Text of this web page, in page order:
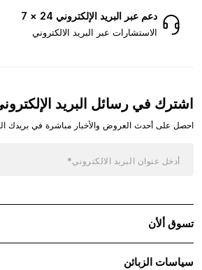
دعم عبر البريد الإلكتروني 24 × 7
الاستشارات عبر البريد الالكتروني
اشترك في رسائل البريد
احصل على أحدث العروض والأخبار مباشرة في بريدك
تسوق ألأن
سياسات الزبائن